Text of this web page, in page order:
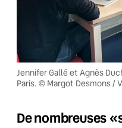
Jennifer Gallé et Agnès
Paris. © Margot Desmons /
De nombreuses